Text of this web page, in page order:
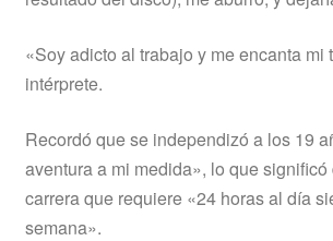
«Soy adicto al trabajo y me encanta mi
intérprete.
Recordó que se independizó a los 19
aventura a mi medida», lo que
carrera que requiere «24 horas al día
semana».